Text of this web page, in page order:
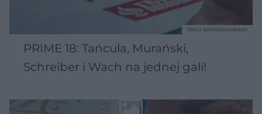
PRIME 18: Tańcula, Murański,
Schreiber i Wach na jednej gali!
TEKST SPONSOROWANY